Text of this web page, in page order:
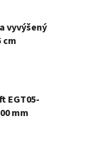
vyvýšený
cm
EGT05-
mm